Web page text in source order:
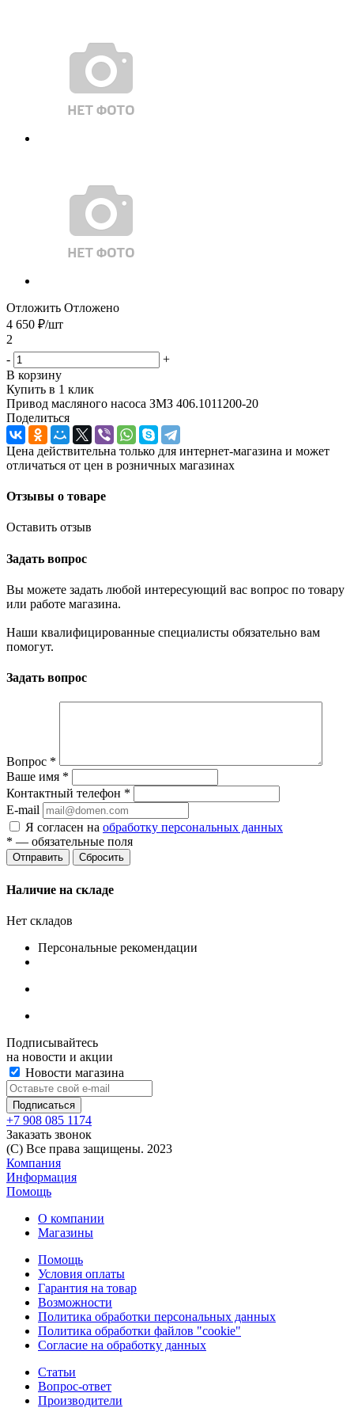
Отложить Отложено
4 650 ₽/шт
2
-
+
В корзину
Купить в 1 клик
Привод масляного насоса ЗМЗ 406.1011200-20
Поделиться
Цена действительна только для интернет-магазина и может
отличаться от цен в розничных магазинах
Отзывы о товаре
Оставить отзыв
Задать вопрос
Вы можете задать любой интересующий вас вопрос по товару
или работе магазина.
Наши квалифицированные специалисты обязательно вам
помогут.
Задать вопрос
Вопрос *
Ваше имя *
Контактный телефон *
E-mail
Я согласен на обработку персональных данных
* — обязательные поля
Сбросить
Наличие на складе
Нет складов
Персональные рекомендации
Подписывайтесь
на новости и акции
Новости магазина
+7 908 085 1174
Заказать звонок
(C) Все права защищены. 2023
Компания
Информация
Помощь
О компании
Магазины
Помощь
Условия оплаты
Гарантия на товар
Возможности
Политика обработки персональных данных
Политика обработки файлов "cookie"
Согласие на обработку данных
Статьи
Вопрос-ответ
Производители